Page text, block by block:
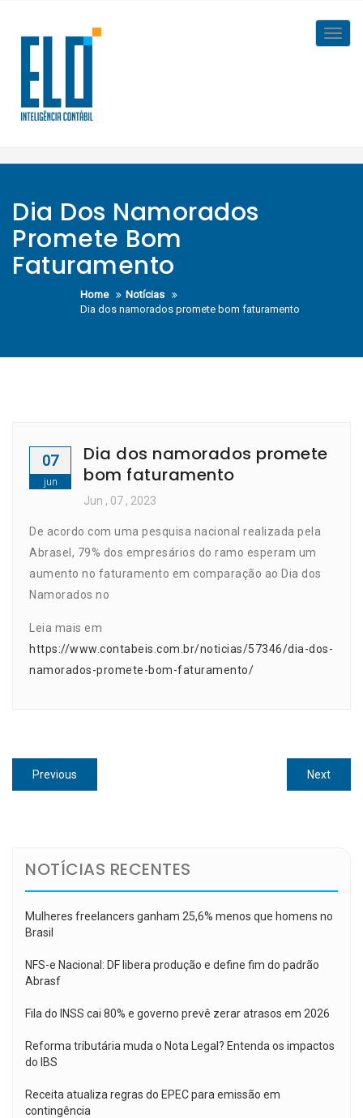
content
Dia Dos Namorados
Promete Bom
Faturamento
Home
Notícias
Dia dos namorados promete bom faturamento
07
jun
Dia dos namorados promete
bom faturamento
Jun , 07 , 2023
De acordo com uma pesquisa nacional realizada pela
Abrasel, 79% dos empresários do ramo esperam um
aumento no faturamento em comparação ao Dia dos
Namorados no
Leia mais em
https://www.contabeis.com.br/noticias/57346/dia-dos-
namorados-promete-bom-faturamento/
Navegação
de
Previous
post:
NextNext
post:
NOTÍCIAS RECENTES
Mulheres freelancers ganham 25,6% menos que homens no
Brasil
NFS-e Nacional: DF libera produção e define fim do padrão
Abrasf
Fila do INSS cai 80% e governo prevê zerar atrasos em 2026
Reforma tributária muda o Nota Legal? Entenda os impactos
do IBS
Receita atualiza regras do EPEC para emissão em
contingência